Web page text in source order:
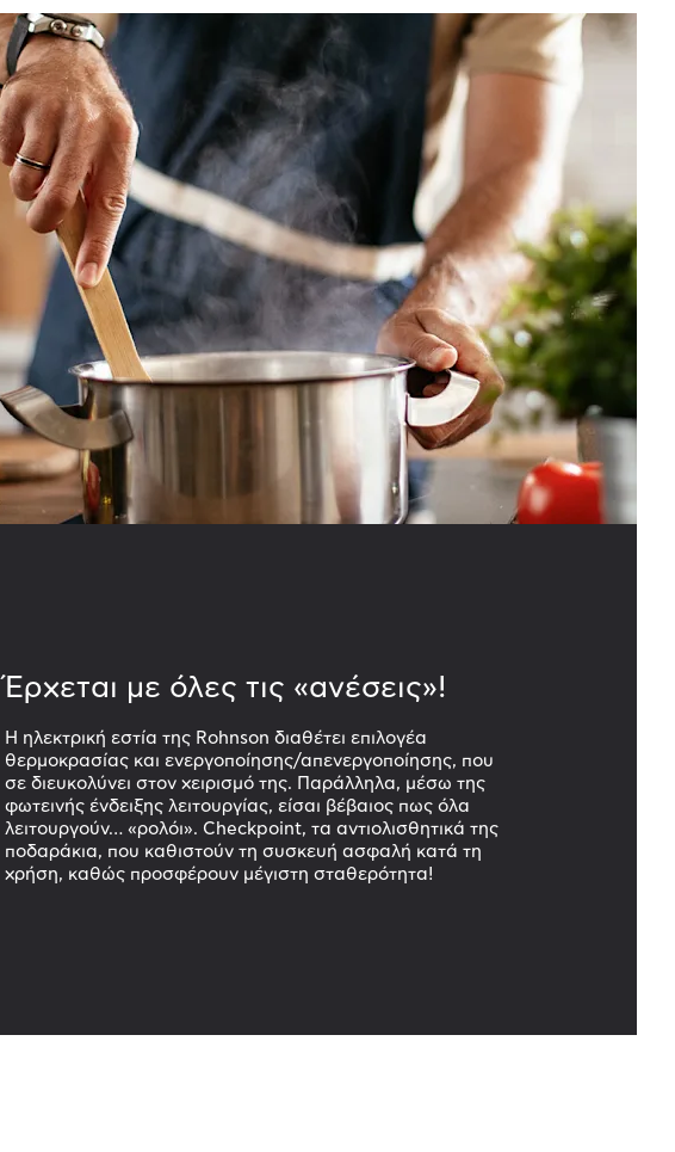
Έρχεται με όλες τις «ανέσεις»!
Η ηλεκτρική εστία της Rohnson διαθέτει επιλογέα
θερμοκρασίας και ενεργοποίησης/απενεργοποίησης, που
σε διευκολύνει στον χειρισμό της. Παράλληλα, μέσω της
φωτεινής ένδειξης λειτουργίας, είσαι βέβαιος πως όλα
λειτουργούν… «ρολόι». Checkpoint, τα αντιολισθητικά της
ποδαράκια, που καθιστούν τη συσκευή ασφαλή κατά τη
χρήση, καθώς προσφέρουν μέγιστη σταθερότητα!